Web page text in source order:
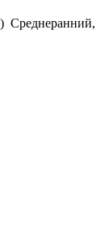
Среднеранний,